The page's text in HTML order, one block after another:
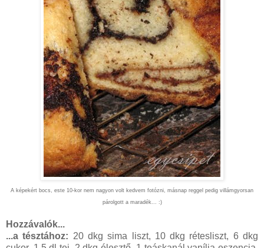
A képekért bocs, este 10-kor nem nagyon volt kedvem fotózni, másnap reggel pedig villámgyorsan
párolgott a maradék... :)
Hozzávalók...
...a tésztához: 20 dkg sima liszt, 10 dkg rétesliszt, 6 dkg